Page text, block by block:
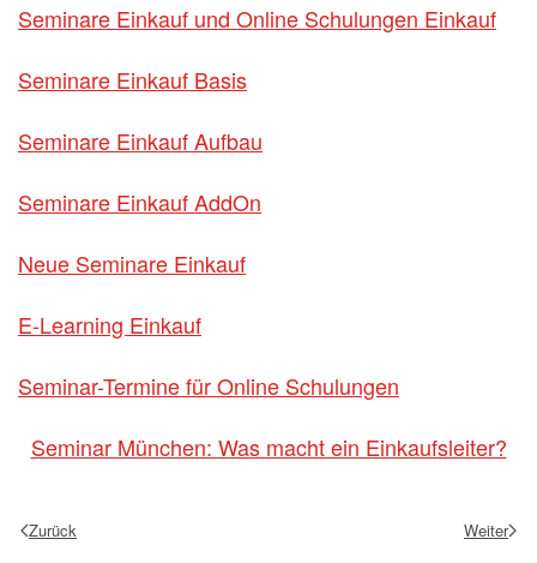
Seminare Einkauf und Online Schulungen Einkauf
Seminare Einkauf Basis
Seminare Einkauf Aufbau
Seminare Einkauf AddOn
Neue Seminare Einkauf
E-Learning Einkauf
Seminar-Termine für Online Schulungen
Seminar München: Was macht ein Einkaufsleiter?
Zurück Weiter